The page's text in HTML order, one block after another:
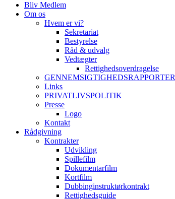
Bliv Medlem
Om os
Hvem er vi?
Sekretariat
Bestyrelse
Råd & udvalg
Vedtægter
Rettighedsoverdragelse
GENNEMSIGTIGHEDSRAPPORTER
Links
PRIVATLIVSPOLITIK
Presse
Logo
Kontakt
Rådgivning
Kontrakter
Udvikling
Spillefilm
Dokumentarfilm
Kortfilm
Dubbinginstruktørkontrakt
Rettighedsguide